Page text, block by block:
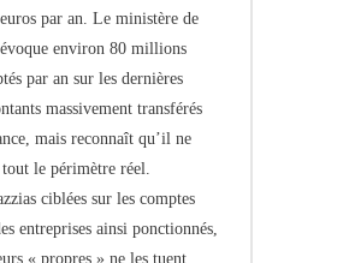
par an. Le ministère de
environ 80 millions
par an sur les dernières
massivement transférés
mais reconnaît qu’il ne
tout le périmètre réel.
ciblées sur les comptes
entreprises ainsi ponctionnés,
« propres » ne les tuent